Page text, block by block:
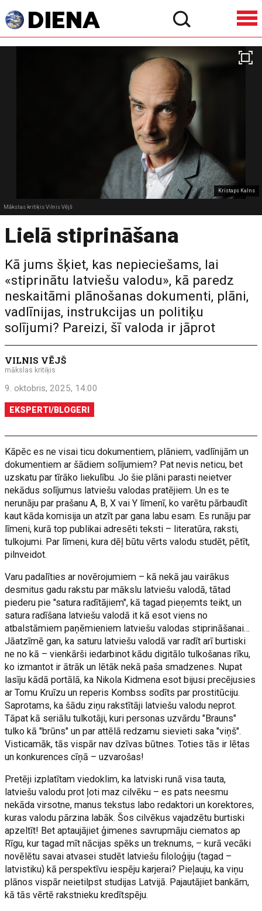
Kristaps Kalns
Mākslas kritiķis Vilnis Vējš
Lielā stiprināšana
Kā jums šķiet, kas nepieciešams, lai
«stiprinātu latviešu valodu», kā paredz
neskaitāmi plānošanas dokumenti, plāni,
vadlīnijas, instrukcijas un politiķu
solījumi? Pareizi, šī valoda ir jāprot
VILNIS VĒJŠ
mākslas kritiķis
9. oktobris, 2025, 14:00
EKSPERTI/BLOGERI
Kāpēc es ne visai ticu dokumentiem, plāniem, vadlīnijām un
dokumentiem ar šādiem solījumiem? Pat nevis neticu, bet
uzskatu par tīrāko liekulību. Jo šie plāni parasti neietver
nekādus solījumus latviešu valodas pratējiem. Un es te
nerunāju par prašanu A, B, X vai Y līmenī, ko varētu pārbaudīt
kaut kāda komisija un atzīt par gana labu esam. Es runāju par
līmeni, kurā top publikai adresēti teksti – literatūra, raksti,
tulkojumi. Par līmeni, kura dēļ būtu vērts valodu studēt, pētīt,
pilnveidot.
Varu padalīties ar novērojumiem – kā nekā jau vairākus
desmitus gadu rakstu par mākslu latviešu valodā, tātad
piederu pie "satura radītājiem", kā tagad pieņemts teikt, un
satura radīšana latviešu valodā it kā esot viens no
atbalstāmiem paņēmieniem latviešu valodas stiprināšanai…
Jāatzīmē gan, ka saturu latviešu valodā var radīt arī burtiski
ne no kā – vienkārši iedarbinot kādu digitālo tulkošanas rīku,
ko izmantot ir ātrāk un lētāk nekā paša smadzenes. Nupat
lasīju kādā portālā, ka Nikola Kidmena esot bijusi precējusies
ar Tomu Kruīzu un reperis Kombss sodīts par prostitūciju.
Saprotams, ka šādu ziņu rakstītāji latviešu valodu neprot.
Tāpat kā seriālu tulkotāji, kuri personas uzvārdu "Brauns"
tulko kā "brūns" un par attēlā redzamu sievieti saka "viņš".
Visticamāk, tās vispār nav dzīvas būtnes. Toties tās ir lētas
un konkurences cīņā – uzvarošas!
Pretēji izplatītam viedoklim, ka latviski runā visa tauta,
latviešu valodu prot ļoti maz cilvēku – es pats neesmu
nekāda virsotne, manus tekstus labo redaktori un korektores,
kuras valodu pārzina labāk. Šos cilvēkus vajadzētu burtiski
apzeltīt! Bet aptaujājiet ģimenes savrupmāju ciematos ap
Rīgu, kur tagad mīt nācijas spēks un treknums, – kurā vecāki
novēlētu savai atvasei studēt latviešu filoloģiju (tagad –
latvistiku) kā perspektīvu iespēju karjerai? Pieļauju, ka viņu
plānos vispār neietilpst studijas Latvijā. Pajautājiet bankām,
kā tās vērtē rakstnieku kredītspēju.